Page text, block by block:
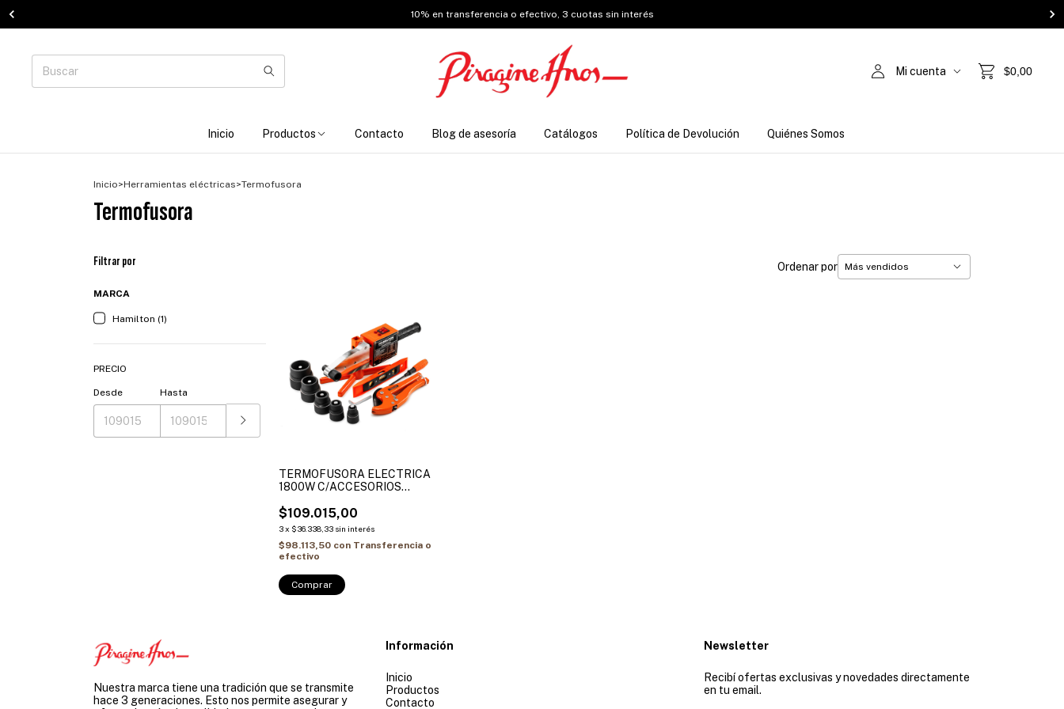
10% en transferencia o efectivo, 3 cuotas sin interés
Mi cuenta $0,00
Inicio Productos Contacto Blog de asesoría Catálogos Política de Devolución Quiénes Somos
Inicio>Herramientas eléctricas>Termofusora
Termofusora
Filtrar por
MARCA
Hamilton (1)
PRECIO
Desde Hasta
Ordenar por
TERMOFUSORA ELECTRICA
1800W C/ACCESORIOS
$109.015,00
3x $36.338,33 sin interés
$98.113,50 con Transferencia o
efectivo
Nuestra marca tiene una tradición que se transmite
hace 3 generaciones. Esto nos permite asegurar y
Información
Inicio
Productos
Contacto
Newsletter
Recibí ofertas exclusivas y novedades directamente
en tu email.